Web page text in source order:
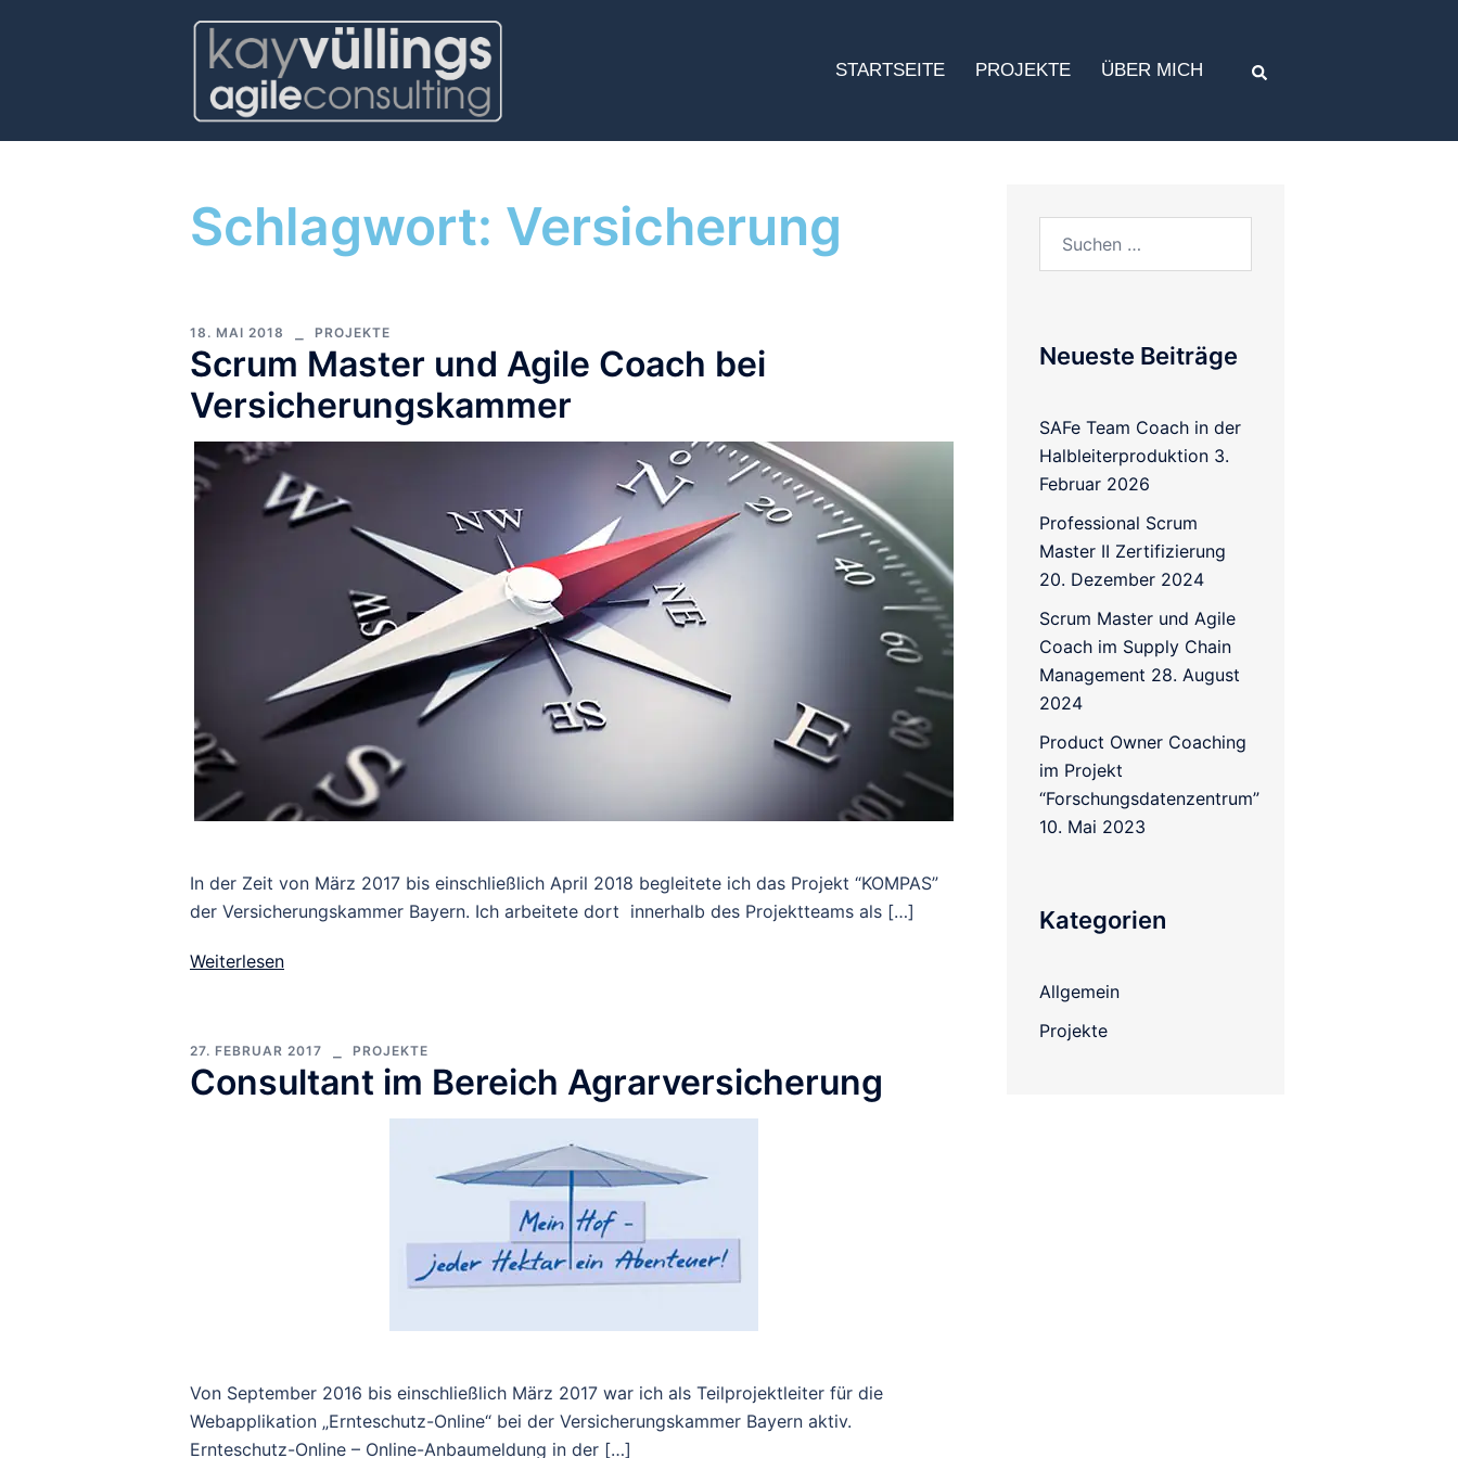
STARTSEITE PROJEKTE ÜBER MICH
Schlagwort: Versicherung
18. MAI 2018 PROJEKTE
Scrum Master und Agile Coach bei
Versicherungskammer
In der Zeit von März 2017 bis einschließlich April 2018 begleitete ich das Projekt “KOMPAS”
der Versicherungskammer Bayern. Ich arbeitete dort innerhalb des Projektteams als […]
Weiterlesen
27. FEBRUAR 2017 PROJEKTE
Consultant im Bereich Agrarversicherung
Von September 2016 bis einschließlich März 2017 war ich als Teilprojektleiter für die
Webapplikation „Ernteschutz-Online“ bei der Versicherungskammer Bayern aktiv.
Ernteschutz-Online – Online-Anbaumeldung in der […]
Neueste Beiträge
SAFe Team Coach in der
Halbleiterproduktion 3.
Februar 2026
Professional Scrum
Master II Zertifizierung
20. Dezember 2024
Scrum Master und Agile
Coach im Supply Chain
Management 28. August
2024
Product Owner Coaching
im Projekt
“Forschungsdatenzentrum”
10. Mai 2023
Kategorien
Allgemein
Projekte